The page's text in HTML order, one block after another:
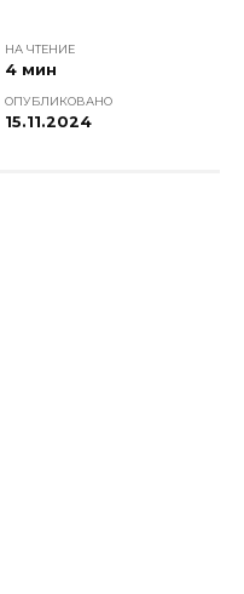
НА ЧТЕНИЕ
4 мин
ОПУБЛИКОВАНО
15.11.2024